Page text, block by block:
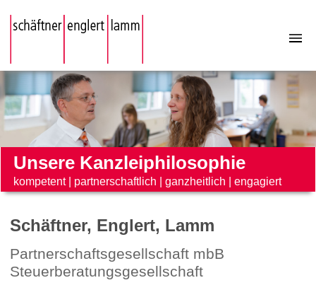
Unsere Kanzleiphilosophie
kompetent partnerschaftlich |ganzheitlich |engagiert
Schäftner, Englert, Lamm
Partnerschaftsgesellschaft mbB
Steuerberatungsgesellschaft